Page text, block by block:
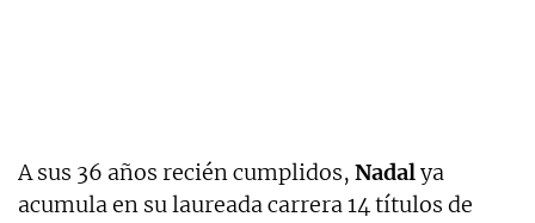
A sus 36 años recién cumplidos, Nadalya
acumula en su laureada carrera 14 títulos de